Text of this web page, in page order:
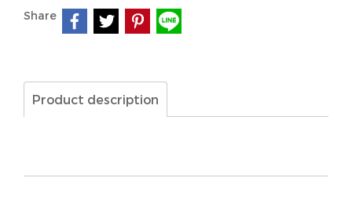
Share
Product description